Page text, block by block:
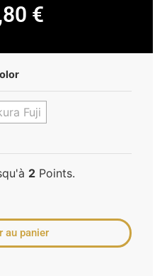
€
Fuji
2Points.
au panier